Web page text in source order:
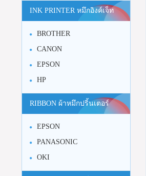
INK PRINTER หมึกอิงค์เจ็ท
BROTHER
CANON
EPSON
HP
RIBBON ผ้าหมึกปริ้นเตอร์
EPSON
PANASONIC
OKI